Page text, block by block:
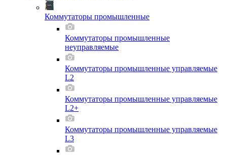
Коммутаторы промышленные
Коммутаторы промышленные
неуправляемые
Коммутаторы промышленные управляемые
L2
Коммутаторы промышленные управляемые
L2+
Коммутаторы промышленные управляемые
L3